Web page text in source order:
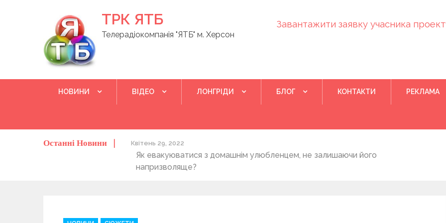
ТРК ЯТБ
Телерадіокомпанія "ЯТБ" м. Херсон
Завантажити заявку учасника
НОВИНИ ВІДЕО ЛОНГРІДИ БЛОГ КОНТАКТИ РЕКЛАМА
Останні Новини
та жителів області Квітень 29, 2022
Як евакуюватися з домашнім улюбленцем, не залишаючи його
напризволяще?
C